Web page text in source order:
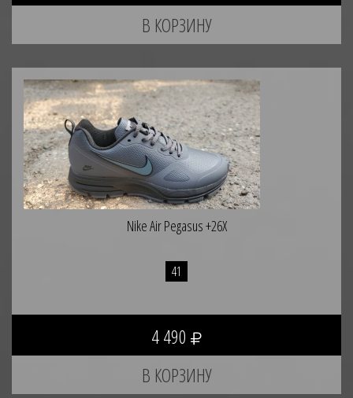
Nike Air Pegasus +26X
41
4 490